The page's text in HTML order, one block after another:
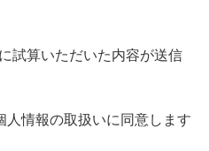
試算いただいた内容が送信
人情報の取扱いに同意します